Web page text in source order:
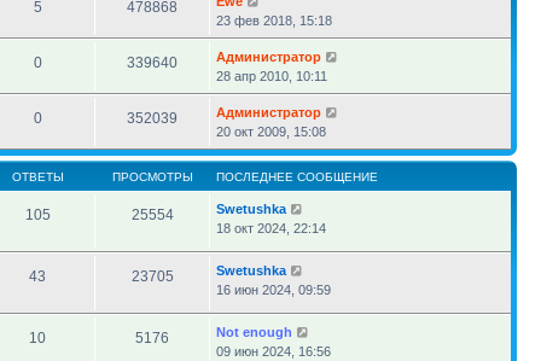
5 478868
23 фев 2018, 15:18
0 339640
Администратор
28 апр 2010, 10:11
0 352039
Администратор
20 окт 2009, 15:08
ОТВЕТЫ ПРОСМОТРЫ ПОСЛЕДНЕЕ СООБЩЕНИЕ
105 25554
Swetushka
18 окт 2024, 22:14
43 23705
Swetushka
16 июн 2024, 09:59
10 5176
Not enough
09 июн 2024, 16:56